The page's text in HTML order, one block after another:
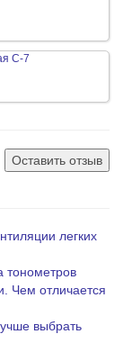
С-7
Оставить отзыв
легких
тонометров
Чем отличается
выбрать